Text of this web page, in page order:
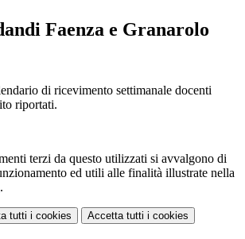
Faenza e Granarolo
di ricevimento settimanale docenti
riportati.
terzi da questo utilizzati si avvalgono di
ed utili alle finalità illustrate nella
.
tutti i cookies Accetta tutti i cookies